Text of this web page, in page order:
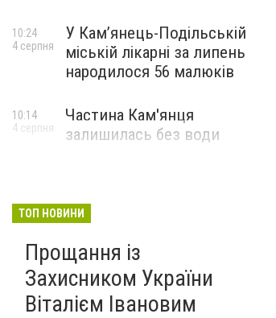
У Кам’янець-Подільській
міській лікарні за липень
народилося 56 малюків
10:24
4 серпня
Частина Кам'янця
залишилась без води
10:14
4 серпня
ТОП НОВИНИ
Прощання із
Захисником України
Віталієм Івановим